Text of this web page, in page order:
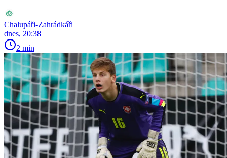
Chalupáři-Zahrádkáři
dnes, 20:38
2 min